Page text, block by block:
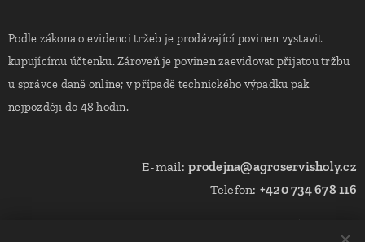
Podle zákona o evidenci tržeb je prodávající povinen vystavit
kupujícímu účtenku. Zároveň je povinen zaevidovat přijatou tržbu
u správce daně online; v případě technického výpadku pak
nejpozději do 48 hodin.
E-mail:prodejna@agroservisholy.cz
Telefon: +420 734 678 116